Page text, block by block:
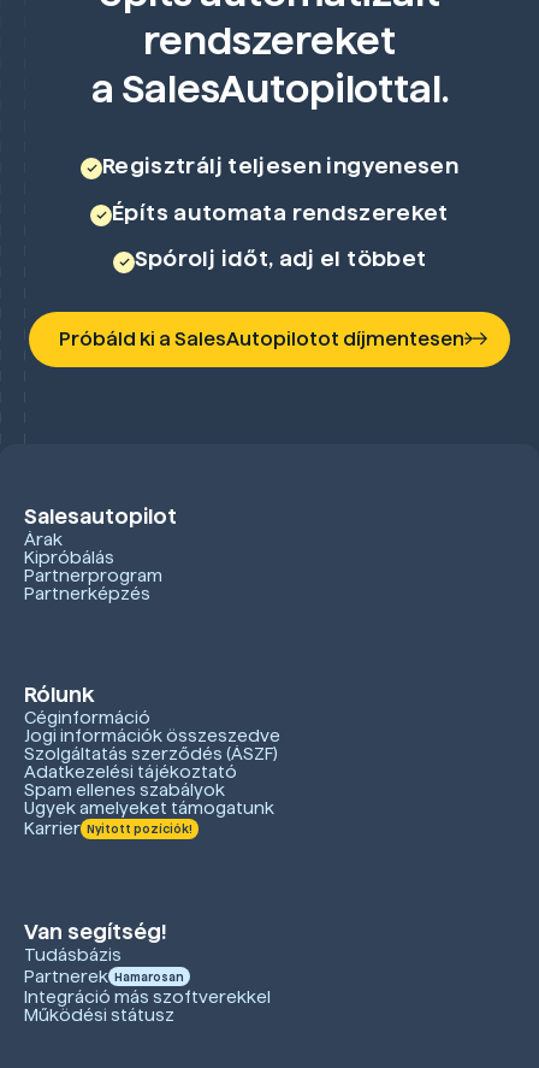
rendszereket
a SalesAutopilottal.
Regisztrálj teljesen ingyenesen
Építs automata rendszereket
Spórolj időt, adj el többet
Próbáld ki a SalesAutopilotot díjmentesen
Salesautopilot
Árak
Kipróbálás
Partnerprogram
Partnerképzés
Rólunk
Céginformáció
Jogi információk összeszedve
Szolgáltatás szerződés (ÁSZF)
Adatkezelési tájékoztató
Spam ellenes szabályok
Ügyek amelyeket támogatunk
Karrier Nyitott pozíciók!
Van segítség!
Tudásbázis
Partnerek Hamarosan
Integráció más szoftverekkel
Működési státusz